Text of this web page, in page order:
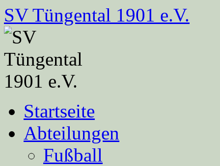
Zum
Inhalt
springen
SV Tüngental 1901 e.V.
Startseite
Abteilungen
Fußball